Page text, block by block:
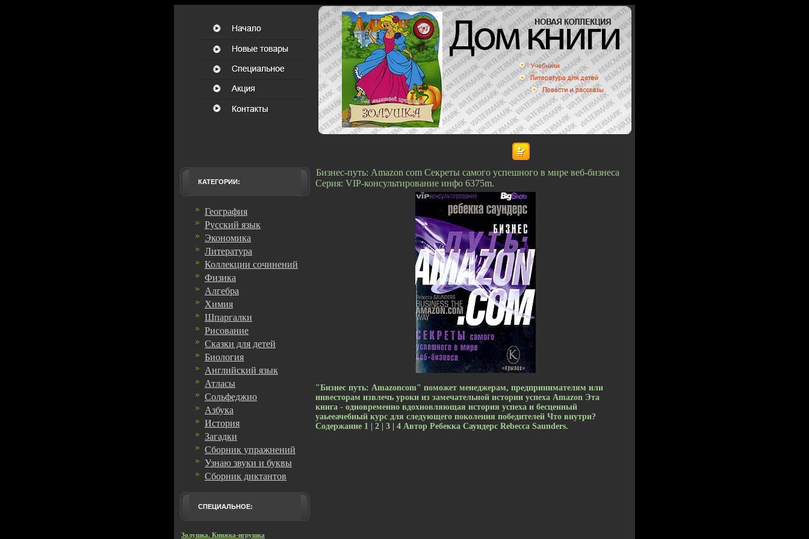
КАТЕГОРИИ:
География
Русский язык
Экономика
Литература
Коллекции сочинений
Физика
Алгебра
Химия
Шпаргалки
Рисование
Сказки для детей
Биология
Английский язык
Атласы
Сольфеджио
Азбука
История
Загадки
Сборник упражнений
Узнаю звуки и буквы
Сборник диктантов
СПЕЦИАЛЬНОЕ:
Золушка. Книжка-игрушка
Бизнес-путь: Amazon com Секреты самого успешного в мире веб-бизнеса
Серия: VIP-консультирование инфо 6375m.
"Бизнес путь: Amazoncom" поможет менеджерам, предпринимателям или
инвесторам извлечь уроки из замечательной истории успеха Amazon Эта
книга - одновременно вдохновляющая история успеха и бесценный
уаьееачебный курс для следующего поколения победителей Что внутри?
Содержание 1 | 2 | 3 | 4 Автор Ребекка Саундерс Rebecca Saunders.